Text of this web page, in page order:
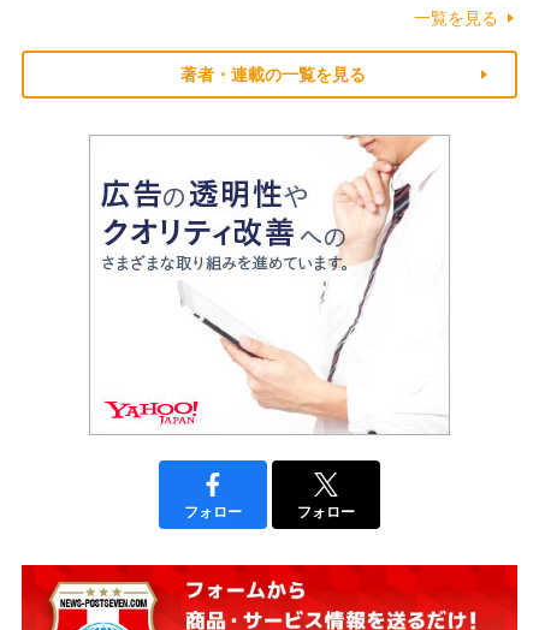
一覧を見る
著者・連載の一覧を見る
フォロー フォロー